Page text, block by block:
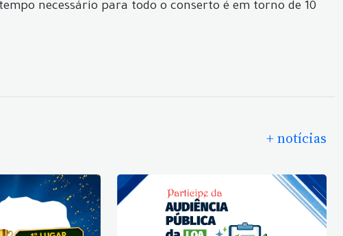
necessário para todo o conserto é em torno de 10
+ notícias